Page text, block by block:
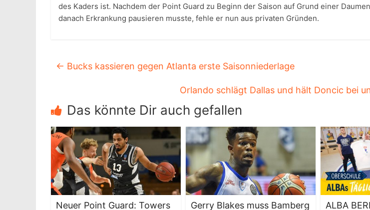
des Kaders ist. Nachdem der Point Guard zu Beginn der Saison auf Grund einer
danach Erkrankung pausieren musste, fehle er nun aus privaten Gründen.
← Bucks kassieren gegen Atlanta erste Saisonniederlage
Orlando schlägt Dallas und hält Doncic bei
Das könnte Dir auch gefallen
Neuer Point Guard: Towers Gerry Blakes muss Bamberg ALBA